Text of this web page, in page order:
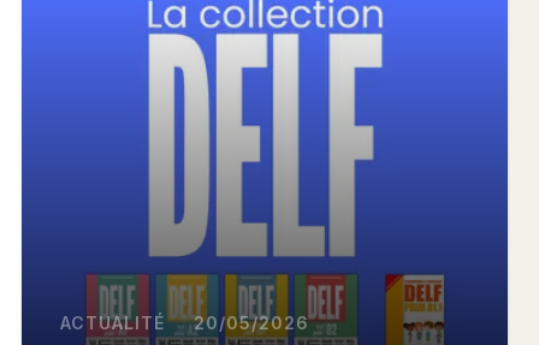
ACTUALITÉ 20/05/2026